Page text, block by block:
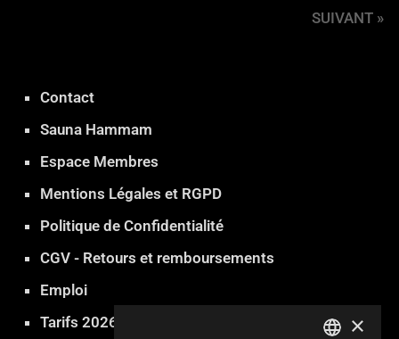
SUIVANT »
Contact
Sauna Hammam
Espace Membres
Mentions Légales et RGPD
Politique de Confidentialité
CGV - Retours et remboursements
Emploi
Tarifs 2026
×